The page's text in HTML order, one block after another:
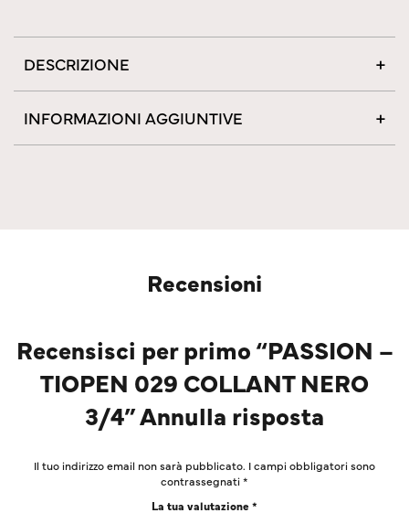
DESCRIZIONE
INFORMAZIONI AGGIUNTIVE
Recensioni
Recensisci per primo “PASSION –
TIOPEN 029 COLLANT NERO
3/4” Annulla risposta
Il tuo indirizzo email non sarà pubblicato. I campi obbligatori sono
contrassegnati*
La tua valutazione*